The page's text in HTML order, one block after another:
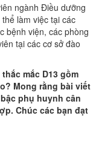
ngành Điều dưỡng
làm việc tại các
bệnh viện, các phòng
tại các cơ sở đào
mắc D13 gồm
Mong rằng bài viết
phụ huynh cân
Chúc các bạn đạt